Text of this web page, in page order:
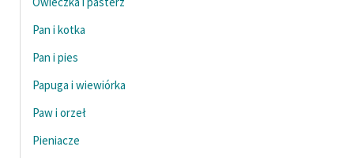
Pan i kotka
Pan i pies
Papuga i wiewiórka
Paw i orzeł
Pieniacze